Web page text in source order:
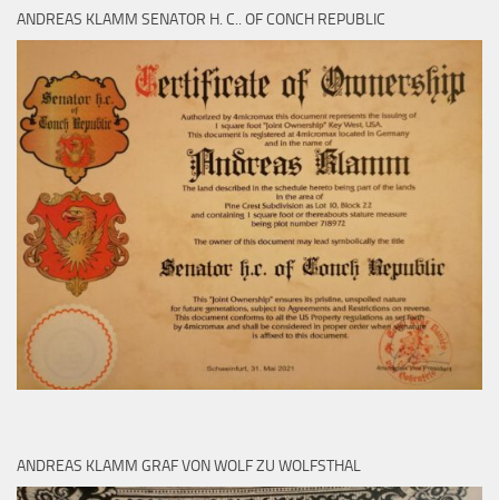
ANDREAS KLAMM SENATOR H. C.. OF CONCH REPUBLIC
ANDREAS KLAMM GRAF VON WOLF ZU WOLFSTHAL